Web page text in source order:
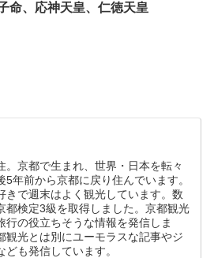
命、応神天皇、仁徳天皇
。京都で生まれ、世界・日本を転々
5年前から京都に戻り住んでいます。
きで週末はよく観光しています。数
都検定3級を取得しました。京都観光
行の役立ちそうな情報を発信しま
観光とは別にユーモラスな記事やジ
ども発信しています。